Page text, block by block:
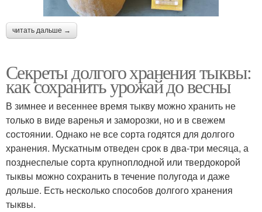
читать дальше →
Секреты долгого хранения тыквы:
как сохранить урожай до весны
В зимнее и весеннее время тыкву можно хранить не
только в виде варенья и заморозки, но и в свежем
состоянии. Однако не все сорта годятся для долгого
хранения. Мускатным отведен срок в два-три месяца, а
позднеспелые сорта крупноплодной или твердокорой
тыквы можно сохранить в течение полугода и даже
дольше. Есть несколько способов долгого хранения
тыквы.